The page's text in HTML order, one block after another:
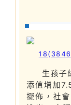
生孩子
添值增加
擺佈，社